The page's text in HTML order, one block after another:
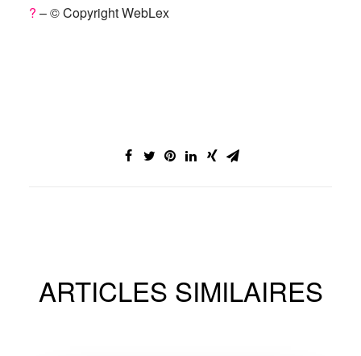
? – © Copyright WebLex
ARTICLES SIMILAIRES